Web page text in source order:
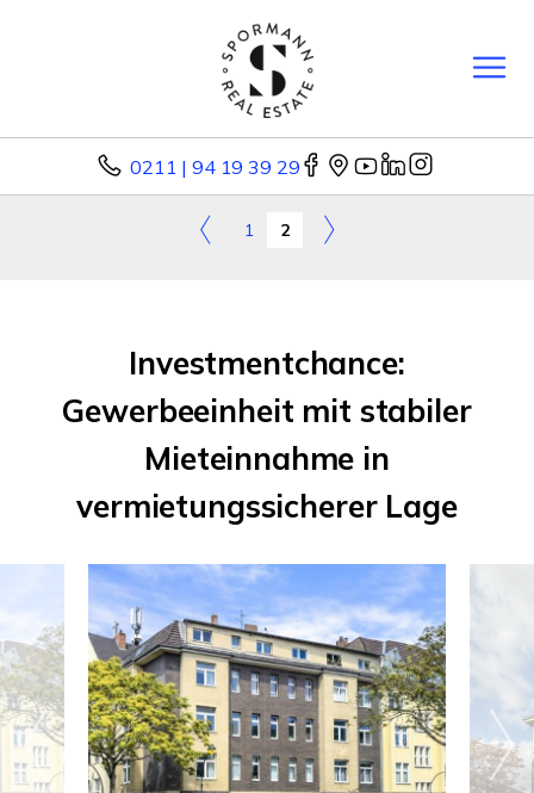
0211 | 94 19 39 29
1 2
Investmentchance:
Gewerbeeinheit mit stabiler
Mieteinnahme in
vermietungssicherer Lage